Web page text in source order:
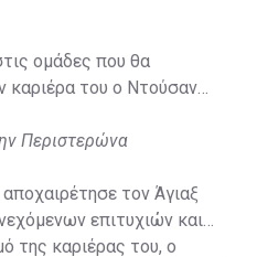
ομάδες που θα
καριέρα του ο Ντούσαν
Περιστερώνα
τον Άγιαξ
επιτυχιών και
της καριέρας του, ο